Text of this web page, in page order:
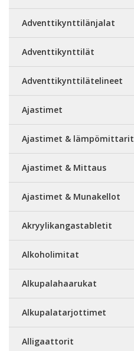
Adventtikynttilänjalat
Adventtikynttilät
Adventtikynttilätelineet
Ajastimet
Ajastimet & lämpömittarit
Ajastimet & Mittaus
Ajastimet & Munakellot
Akryylikangastabletit
Alkoholimitat
Alkupalahaarukat
Alkupalatarjottimet
Alligaattorit